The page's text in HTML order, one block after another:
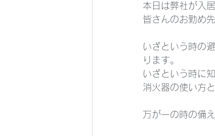
本日は弊社が入
皆さんのお勤め
いざという時の
ります。
いざという時に
消火器の使い方
万が一の時の備